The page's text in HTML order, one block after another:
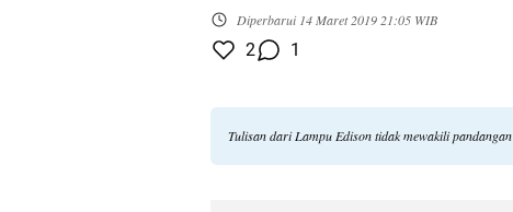
Diperbarui 14 Maret 2019 21:05 WIB
2 1
Tulisan dari Lampu Edison tidak mewakili